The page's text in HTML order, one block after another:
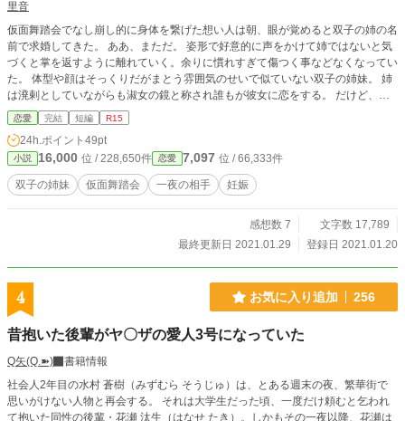
里音
仮面舞踏会でなし崩し的に身体を繋げた想い人は朝、眼が覚めると双子の姉の名
前で求婚してきた。 ああ、まただ。 姿形で好意的に声をかけて姉ではないと気
づくと掌を返すように離れていく。余りに慣れすぎて傷つく事などなくなってい
た。 体型や顔はそっくりだがまとう雰囲気のせいで似ていない双子の姉妹。 姉
は溌剌としていながらも淑女の鏡と称され誰もが彼女に恋をする。 だけど、昔
些細なことで恋に落ちずっと好きだった。だから貴方に抱かれたのに。 夢のよ
うな天国から突然の転落。 もうここにもいられない。だって貴方と姉が仲睦ま
じく暮らすのなんて見たくない。
恋愛 完結 短編 R15
24h.ポイント 49pt
小説 16,000 位 / 228,650件 恋愛 7,097 位 / 66,333件
双子の姉妹 仮面舞踏会 一夜の相手 妊娠
感想数 7
文字数 17,789
最終更新日 2021.01.29
登録日 2021.01.20
4 お気に入り追加 256
昔抱いた後輩がヤ〇ザの愛人3号になっていた
Q矢(Q.➽)
書籍情報
社会人2年目の水村 蒼樹（みずむら そうじゅ）は、とある週末の夜、繁華街で
思いがけない人物と再会する。 それは大学生だった頃、一度だけ頼むと乞われ
て抱いた同性の後輩・花瀬 汰生（はなせ たき）。しかもその一夜以降、花瀬は